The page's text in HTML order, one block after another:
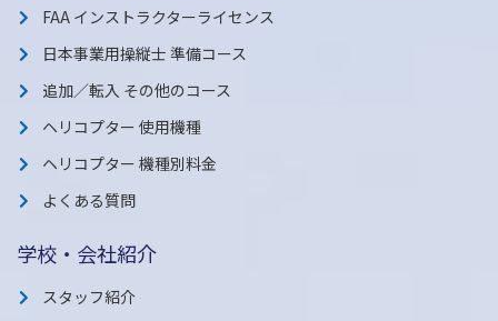
FAA インストラクターライセンス
日本事業用操縦士 準備コース
追加／転入 その他のコース
ヘリコプター 使用機種
ヘリコプター 機種別料金
よくある質問
学校・会社紹介
スタッフ紹介